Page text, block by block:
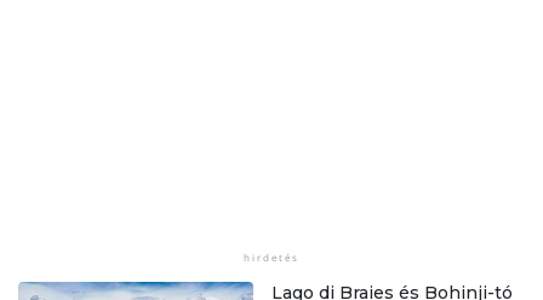
Lago di Braies és Bohinji-tó